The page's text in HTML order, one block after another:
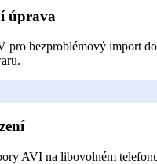
úprava
pro bezproblémový import
AVI na libovolném